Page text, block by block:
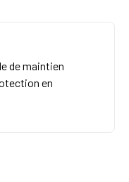
de maintien
en